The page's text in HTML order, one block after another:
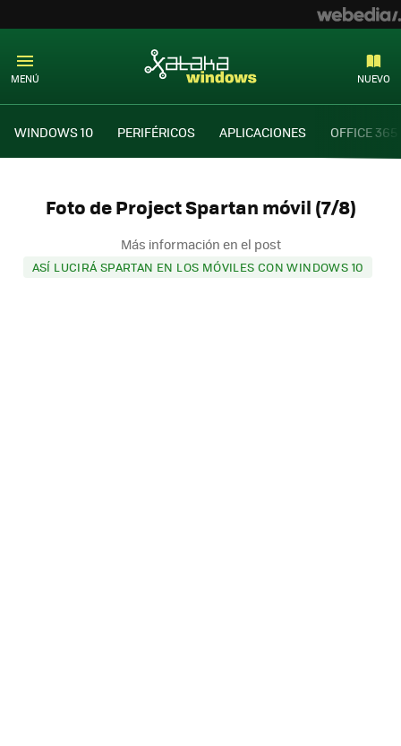
MENÚ NUEVO
WINDOWS 10 PERIFÉRICOS APLICACIONES OFFICE 365
Foto de Project Spartan móvil (7/8)
Más información en el post
ASÍ LUCIRÁ SPARTAN EN LOS MÓVILES CON WINDOWS 10